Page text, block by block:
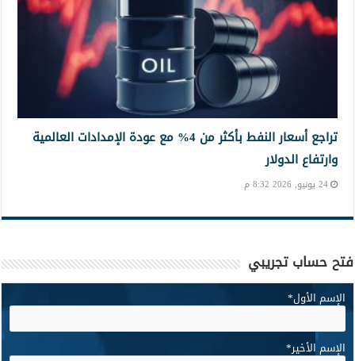
تراجع أسعار النفط بأكثر من 4% مع عودة الإمدادات العالمية
وارتفاع الدولار
24 يونيو, 2026 8:32 م
فتح حساب تجريبي
الإسم الأول*
الإسم الأخير*